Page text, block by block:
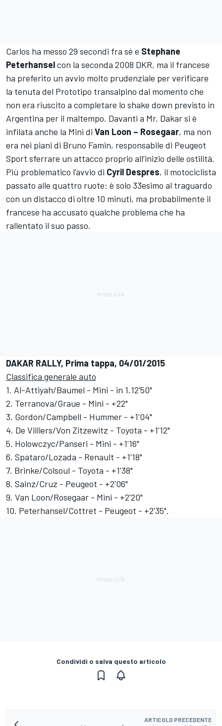
Carlos ha messo 29 secondi fra sé e Stephane
Peterhanselcon la seconda 2008 DKR, ma il francese
ha preferito un avvio molto prudenziale per verificare
la tenuta del Prototipo transalpino dal momento che
non era riuscito a completare lo shake down previsto in
Argentina per il maltempo. Davanti a Mr. Dakar si è
infilata anche la Mini di Van Loon – Rosegaar, ma non
era nei piani di Bruno Famin, responsabile di Peugeot
Sport sferrare un attacco proprio all’inizio delle ostilità.
Più problematico l’avvio di Cyril Despres, il motociclista
passato alle quattro ruote: è solo 33esimo al traguardo
con un distacco di oltre 10 minuti, ma probabilmente il
francese ha accusato qualche problema che ha
rallentato il suo passo.
DAKAR RALLY, Prima tappa, 04/01/2015
Classifica generale auto
1. Al-Attiyah/Baumel - Mini - in 1.12'50"
2. Terranova/Graue - Mini - +22"
3. Gordon/Campbell - Hummer - +1'04"
4. De Villiers/Von Zitzewitz - Toyota - +1'12"
5. Holowczyc/Panseri - Mini - +1'16"
6. Spataro/Lozada - Renault - +1'18"
7. Brinke/Colsoul - Toyota - +1'38"
8. Sainz/Cruz - Peugeot - +2'06"
9. Van Loon/Rosegaar - Mini - +2'20"
10. Peterhansel/Cottret - Peugeot - +2'35".
Condividi o salva questo articolo
ARTICOLO PRECEDENTE